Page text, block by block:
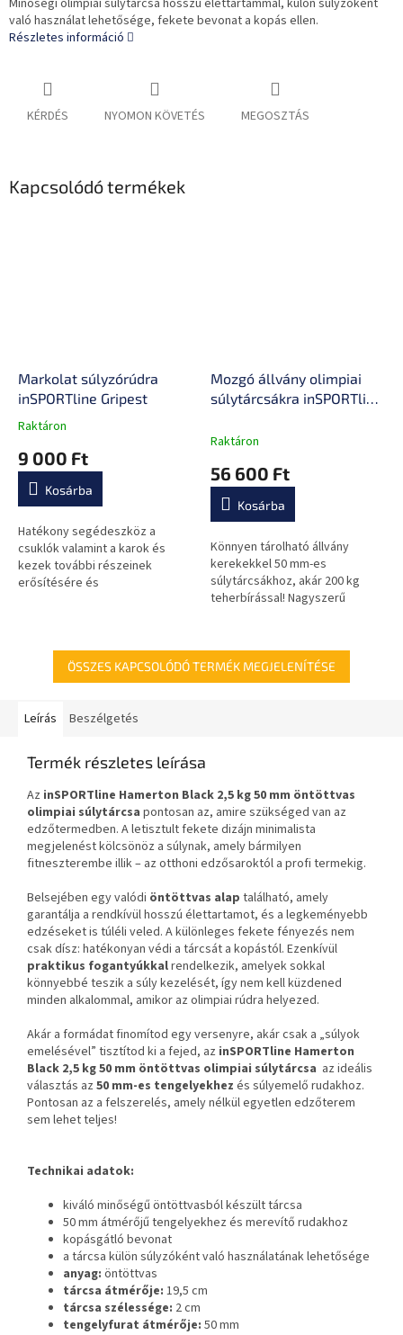
Minőségi olimpiai súlytárcsa hosszú élettartammal, külön súlyzóként
való használat lehetősége, fekete bevonat a kopás ellen.
Részletes információ
KÉRDÉS NYOMON KÖVETÉS MEGOSZTÁS
Kapcsolódó termékek
Markolat súlyzórúdra
inSPORTline Gripest
A
átlagos
értékelése
0,0
csillag.
Raktáron
9 000 Ft
Kosárba
Hatékony segédeszköz a
csuklók valamint a karok és
kezek további részeinek
erősítésére és
Mozgó állvány olimpiai
súlytárcsákra inSPORTline
Raktáron
56 600 Ft
Kosárba
Könnyen tárolható állvány
kerekekkel 50 mm-es
súlytárcsákhoz, akár 200 kg
teherbírással! Nagyszerű
ÖSSZES KAPCSOLÓDÓ TERMÉK MEGJELENÍTÉSE
Leírás Beszélgetés
Termék részletes leírása
Az inSPORTline Hamerton Black 2,5 kg50 mm öntöttvas
olimpiai súlytárcsa pontosan az, amire szükséged van az
edzőtermedben. A letisztult fekete dizájn minimalista
megjelenést kölcsönöz a súlynak, amely bármilyen
fitneszterembe illik – az otthoni edzősaroktól a profi termekig.
Belsejében egy valódi öntöttvas alap található, amely
garantálja a rendkívül hosszú élettartamot, és a legkeményebb
edzéseket is túléli veled. A különleges fekete fényezés nem
csak dísz: hatékonyan védi a tárcsát a kopástól. Ezenkívül
praktikus fogantyúkkalrendelkezik, amelyek sokkal
könnyebbé teszik a súly kezelését, így nem kell küzdened
minden alkalommal, amikor az olimpiai rúdra helyezed.
Akár a formádat finomítod egy versenyre, akár csak a „súlyok
emelésével” tisztítod ki a fejed, az inSPORTline Hamerton
Black 2,5 kg50 mm öntöttvas olimpiai súlytárcsa az ideális
választás az 50 mm-es tengelyekhez és súlyemelő rudakhoz.
Pontosan az a felszerelés, amely nélkül egyetlen edzőterem
sem lehet teljes!
Technikai adatok:
kiváló minőségű öntöttvasból készült tárcsa
50 mm átmérőjű tengelyekhez és merevítő rudakhoz
kopásgátló bevonat
a tárcsa külön súlyzóként való használatának lehetősége
anyag: öntöttvas
tárcsa átmérője: 19,5 cm
tárcsa szélessége: 2 cm
tengelyfurat átmérője: 50 mm